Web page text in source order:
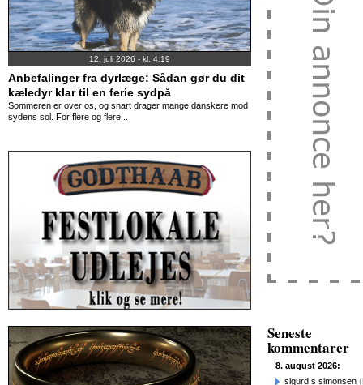
12. juli 2026 - kl. 4:19
Anbefalinger fra dyrlæge: Sådan gør du dit
kæledyr klar til en ferie sydpå
Sommeren er over os, og snart drager mange danskere mod
sydens sol. For flere og flere...
Seneste
kommentarer
8. august 2026:
sigurd s simonsen